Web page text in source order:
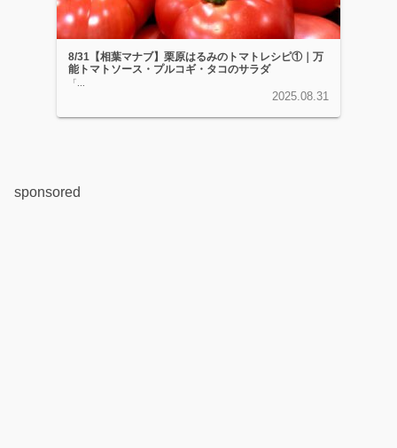
8/31【相葉マナブ】栗原はるみのトマトレシピ①｜万
能トマトソース・プルコギ・タコのサラダ
「...
2025.08.31
sponsored